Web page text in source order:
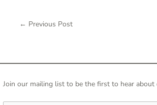
← Previous Post
Join our mailing list to be the first to hear